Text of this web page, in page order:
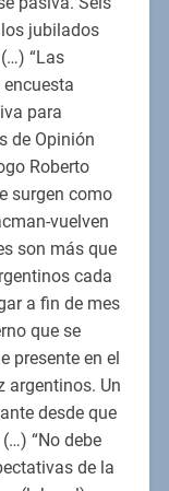
jubilados
“Las
para
de Opinión
Roberto
surgen como
vuelven
son más que
cada
a fin de mes
que se
presente en el
argentinos. Un
desde que
“No debe
de la